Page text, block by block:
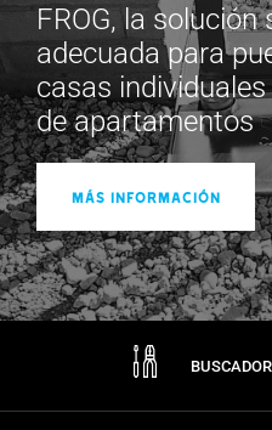
FROG, la
adecuada para
casas
de apartamentos
Más información